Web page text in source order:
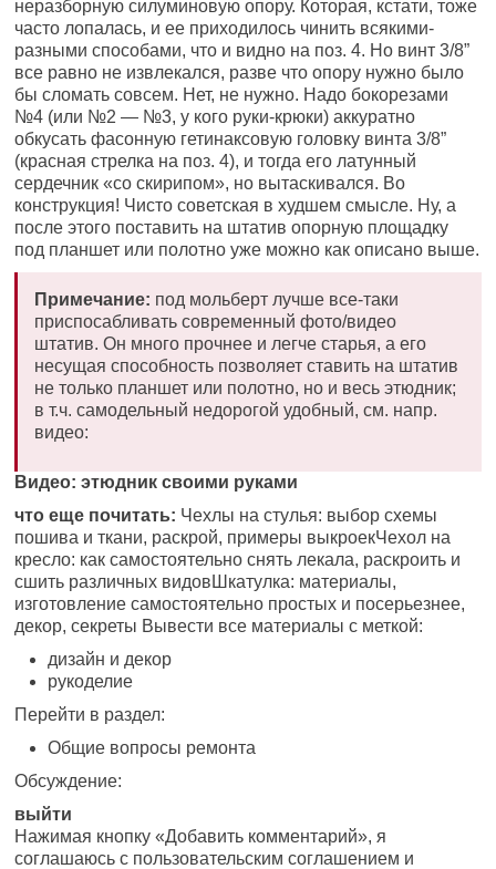
неразборную силуминовую опору. Которая, кстати, тоже
часто лопалась, и ее приходилось чинить всякими-
разными способами, что и видно на поз. 4. Но винт 3/8”
все равно не извлекался, разве что опору нужно было
бы сломать совсем. Нет, не нужно. Надо бокорезами
№4 (или №2 — №3, у кого руки-крюки) аккуратно
обкусать фасонную гетинаксовую головку винта 3/8”
(красная стрелка на поз. 4), и тогда его латунный
сердечник «со скирипом», но вытаскивался. Во
конструкция! Чисто советская в худшем смысле. Ну, а
после этого поставить на штатив опорную площадку
под планшет или полотно уже можно как описано выше.
Примечание: под мольберт лучше все-таки
приспосабливать современный фото/видео
штатив. Он много прочнее и легче старья, а его
несущая способность позволяет ставить на штатив
не только планшет или полотно, но и весь этюдник;
в т.ч. самодельный недорогой удобный, см. напр.
видео:
Видео: этюдник своими руками
что еще почитать: Чехлы на стулья: выбор схемы
пошива и ткани, раскрой, примеры выкроекЧехол на
кресло: как самостоятельно снять лекала, раскроить и
сшить различных видовШкатулка: материалы,
изготовление самостоятельно простых и посерьезнее,
декор, секреты Вывести все материалы с меткой:
дизайн и декор
рукоделие
Перейти в раздел:
Общие вопросы ремонта
Обсуждение:
выйти
Нажимая кнопку «Добавить комментарий», я
соглашаюсь с пользовательским соглашением и